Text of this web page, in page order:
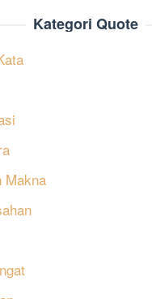
Kategori Quote
Makna